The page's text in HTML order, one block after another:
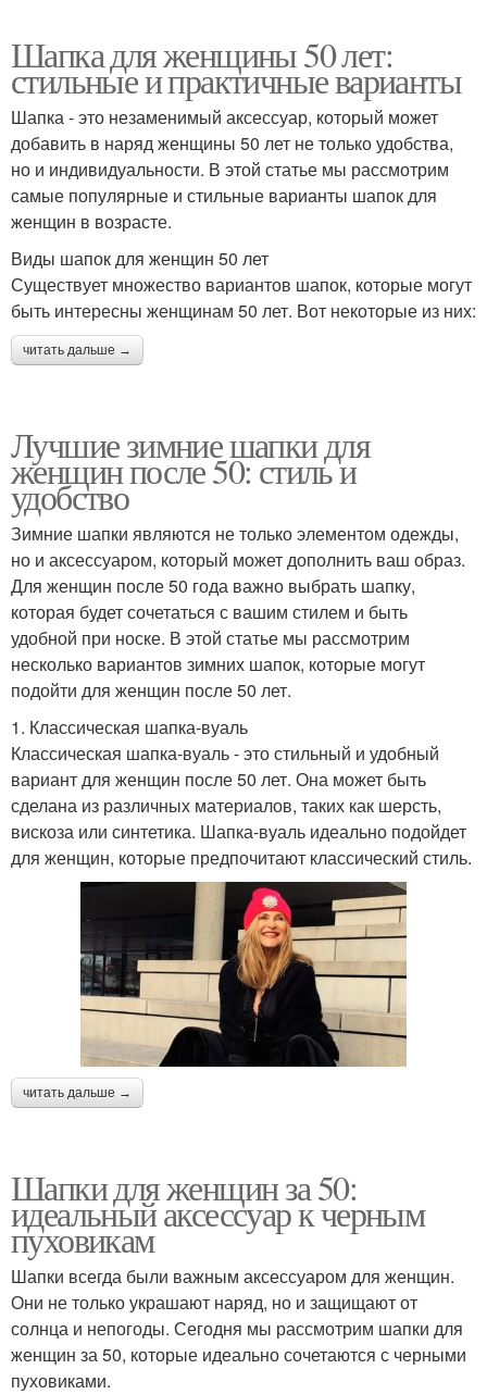
Шапка для женщины 50 лет:
стильные и практичные варианты
Шапка - это незаменимый аксессуар, который может
добавить в наряд женщины 50 лет не только удобства,
но и индивидуальности. В этой статье мы рассмотрим
самые популярные и стильные варианты шапок для
женщин в возрасте.
Виды шапок для женщин 50 лет
Существует множество вариантов шапок, которые могут
быть интересны женщинам 50 лет. Вот некоторые из них:
читать дальше →
Лучшие зимние шапки для
женщин после 50: стиль и
удобство
Зимние шапки являются не только элементом одежды,
но и аксессуаром, который может дополнить ваш образ.
Для женщин после 50 года важно выбрать шапку,
которая будет сочетаться с вашим стилем и быть
удобной при носке. В этой статье мы рассмотрим
несколько вариантов зимних шапок, которые могут
подойти для женщин после 50 лет.
1. Классическая шапка-вуаль
Классическая шапка-вуаль - это стильный и удобный
вариант для женщин после 50 лет. Она может быть
сделана из различных материалов, таких как шерсть,
вискоза или синтетика. Шапка-вуаль идеально подойдет
для женщин, которые предпочитают классический стиль.
читать дальше →
Шапки для женщин за 50:
идеальный аксессуар к черным
пуховикам
Шапки всегда были важным аксессуаром для женщин.
Они не только украшают наряд, но и защищают от
солнца и непогоды. Сегодня мы рассмотрим шапки для
женщин за 50, которые идеально сочетаются с черными
пуховиками.